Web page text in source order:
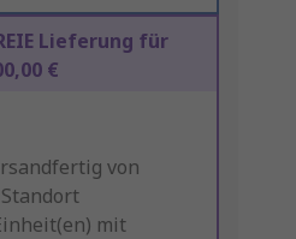
Lieferung für
€
von
mit